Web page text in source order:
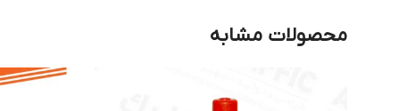
محصولات مشابه